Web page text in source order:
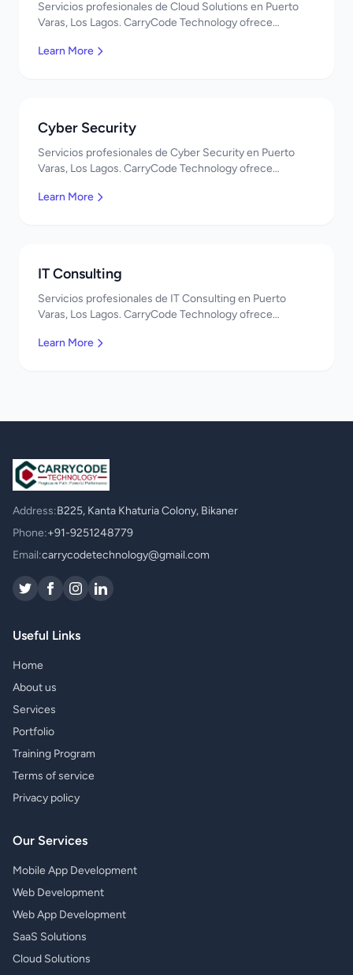
Servicios profesionales de Cloud Solutions en Puerto
Varas, Los Lagos. CarryCode Technology ofrece
Learn More
Cyber Security
Servicios profesionales de Cyber Security en Puerto
Varas, Los Lagos. CarryCode Technology ofrece
Learn More
IT Consulting
Servicios profesionales de IT Consulting en Puerto
Varas, Los Lagos. CarryCode Technology ofrece
Learn More
Address:B225, Kanta Khaturia Colony, Bikaner
Phone:+91-9251248779
Email:carrycodetechnology@gmail.com
Useful Links
Home
About us
Services
Portfolio
Training Program
Terms of service
Privacy policy
Our Services
Mobile App Development
Web Development
Web App Development
SaaS Solutions
Cloud Solutions